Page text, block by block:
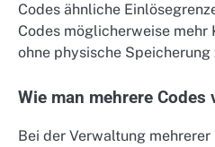
Codes ähnliche
Codes möglicherweise
ohne physische
Wie man mehrere Codes
Bei der Verwaltung